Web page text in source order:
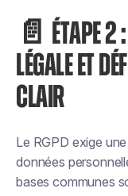
📄 ÉTAPE 2
LÉGALE ET
CLAIR
Le RGPD exige
données
bases communes